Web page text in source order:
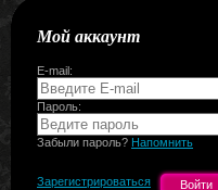
Мой аккаунт
E-mail:
Пароль:
Забыли пароль? Напомнить
Зарегистрироваться